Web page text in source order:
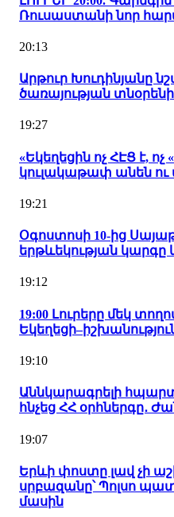
Ռուսաստանի նոր
20:13
Արթուր Խուդինյանը
ծառայության
19:27
«Եկեղեցին ոչ ՀԷՑ է, ոչ
կուլակաթափ անեն
19:21
Օգոստոսի 10-ից
երթևեկության կարգը
19:12
19:00 Լուրերը մեկ
19:10
Աննկարագրելի
հնչեց ՀՀ օրհներգը․
19:07
Երևի փոստը լավ չի
սրբազանը՝ Պոլսո
մասին